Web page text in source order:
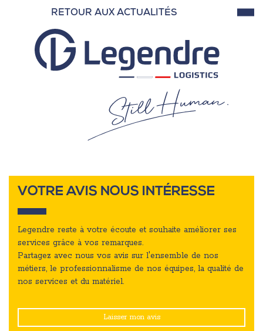
RETOUR AUX ACTUALITÉS
VOTRE AVIS NOUS INTÉRESSE
Legendre reste à votre écoute et souhaite améliorer ses
services grâce à vos remarques.
Partagez avec nous vos avis sur l'ensemble de nos
métiers, le professionnalisme de nos équipes, la qualité de
nos services et du matériel.
Laisser mon avis